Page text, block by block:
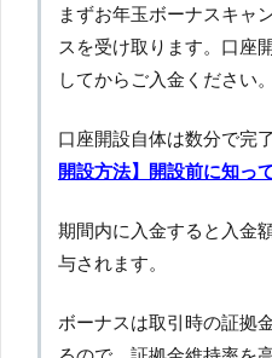
まずお年玉ボーナスキャ
スを受け取ります。口座
してからご入金ください。
口座開設自体は数分で完
開設方法】開設前に知っ
期間内に入金すると入金
与されます。
ボーナスは取引時の証拠